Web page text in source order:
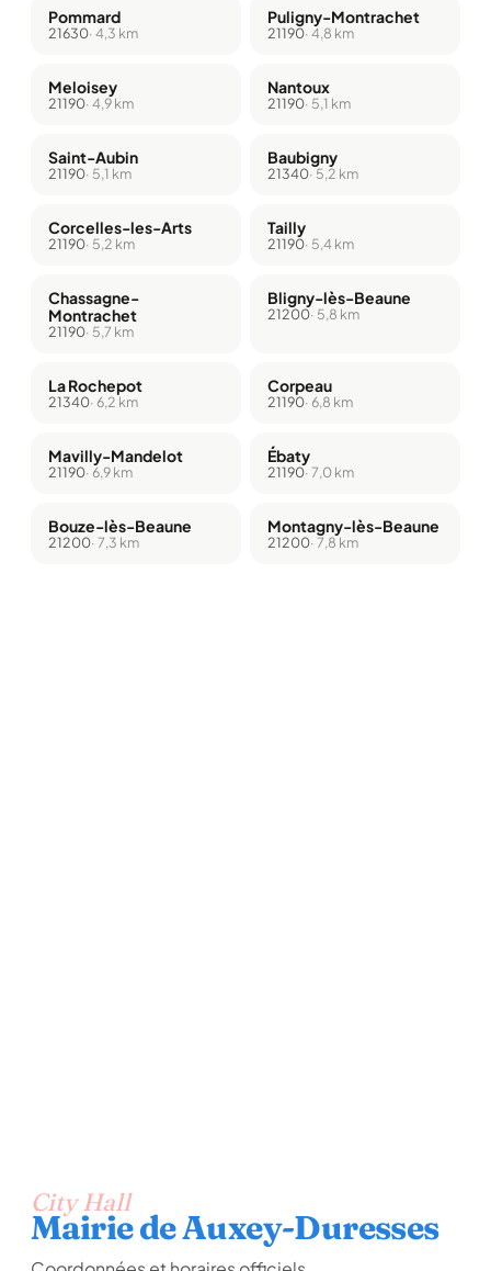
Pommard
21630· 4,3 km
Puligny-Montrachet
21190· 4,8 km
Meloisey
21190· 4,9 km
Nantoux
21190· 5,1 km
Saint-Aubin
21190· 5,1 km
Baubigny
21340· 5,2 km
Corcelles-les-Arts
21190· 5,2 km
Tailly
21190· 5,4 km
Chassagne-
Montrachet
21190· 5,7 km
Bligny-lès-Beaune
21200· 5,8 km
La Rochepot
21340· 6,2 km
Corpeau
21190· 6,8 km
Mavilly-Mandelot
21190· 6,9 km
Ébaty
21190· 7,0 km
Bouze-lès-Beaune
21200· 7,3 km
Montagny-lès-Beaune
21200· 7,8 km
City Hall
Mairie de Auxey-Duresses